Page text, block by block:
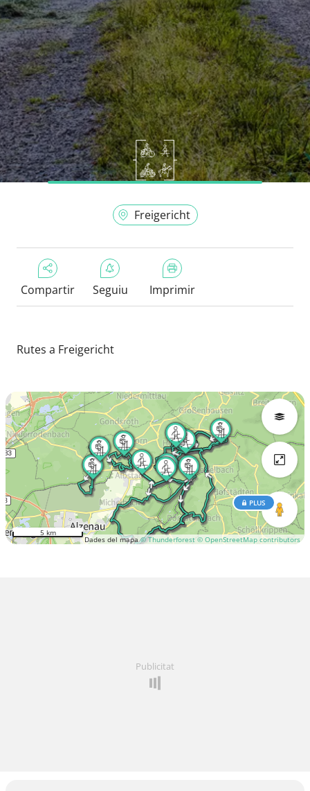
Freigericht
Compartir Seguiu Imprimir
Rutes a Freigericht
Dades del mapa© Thunderforest © OpenStreetMap contributors
PLUS
5 km
Publicitat